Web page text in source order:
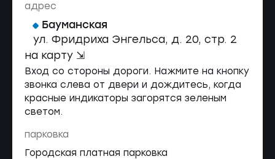
адрес
Бауманская
ул. Фридриха Энгельса, д. 20, стр. 2
на карту ⇲
Вход со стороны дороги. Нажмите на кнопку
звонка слева от двери и дождитесь, когда
красные индикаторы загорятся зеленым
светом.
парковка
Городская платная парковка